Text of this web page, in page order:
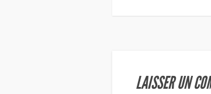
LAISSER UN